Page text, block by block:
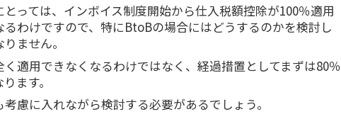
とっては、インボイス制度開始から仕入税額控除が100％適用
るわけですので、特にBtoBの場合にはどうするのかを検討し
ません。
く適用できなくなるわけではなく、経過措置としてまずは80％
ます。
考慮に入れながら検討する必要があるでしょう。